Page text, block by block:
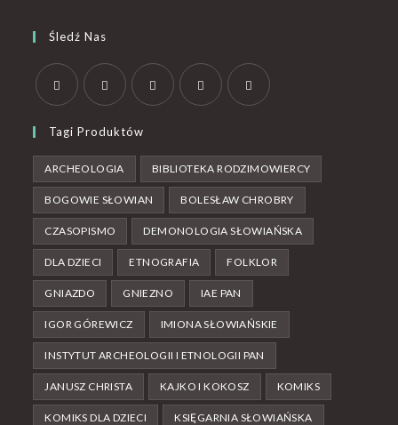
Śledź Nas
Tagi Produktów
ARCHEOLOGIA BIBLIOTEKA RODZIMOWIERCY
BOGOWIE SŁOWIAN BOLESŁAW CHROBRY
CZASOPISMO DEMONOLOGIA SŁOWIAŃSKA
DLA DZIECI ETNOGRAFIA FOLKLOR
GNIAZDO GNIEZNO IAE PAN
IGOR GÓREWICZ IMIONA SŁOWIAŃSKIE
INSTYTUT ARCHEOLOGII I ETNOLOGII PAN
JANUSZ CHRISTA KAJKO I KOKOSZ KOMIKS
KOMIKS DLA DZIECI KSIĘGARNIA SŁOWIAŃSKA